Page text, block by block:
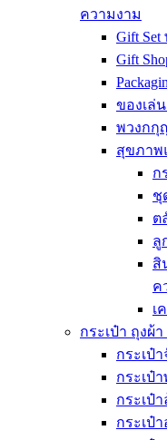
ความงาม
Gift
Gift
ของเล่
พวงกกุ
สุขภาพ
ก
ชุ
ต
ลู
สิ
ค
เ
กระเป๋า ถุงผ้
กระเป๋
กระเป๋
กระเป๋
กระเป๋